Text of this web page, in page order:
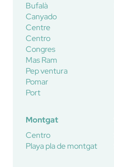
Bufalà
Canyado
Centre
Centro
Congres
Mas Ram
Pep ventura
Pomar
Port
Montgat
Centro
Playa pla de montgat